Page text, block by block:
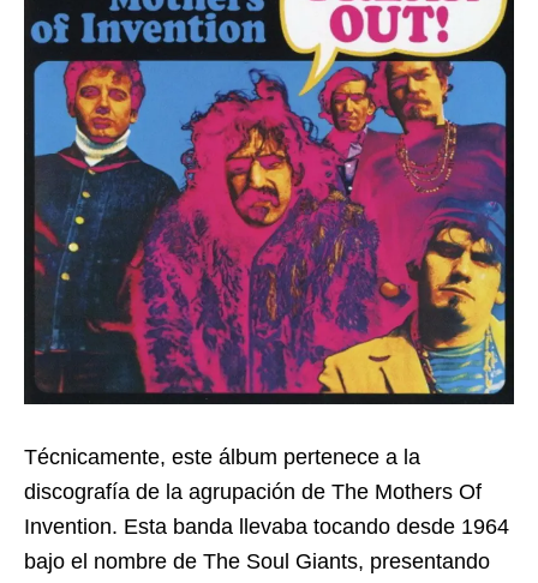
Técnicamente, este álbum pertenece a la
discografía de la agrupación de The Mothers Of
Invention. Esta banda llevaba tocando desde 1964
bajo el nombre de The Soul Giants, presentando